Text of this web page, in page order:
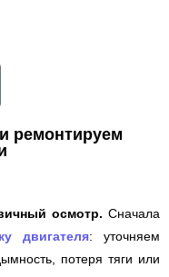
ремонтируем
осмотр. Сначала
двигателя: уточняем
потеря тяги или